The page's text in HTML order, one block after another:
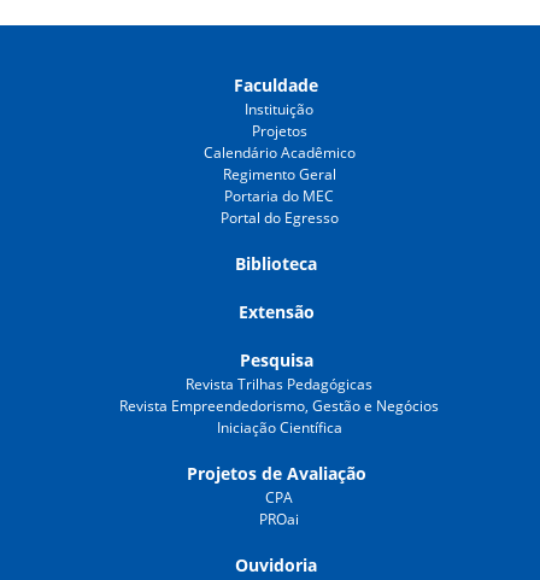
Faculdade
Instituição
Projetos
Calendário Acadêmico
Regimento Geral
Portaria do MEC
Portal do Egresso
Biblioteca
Extensão
Pesquisa
Revista Trilhas Pedagógicas
Revista Empreendedorismo, Gestão e Negócios
Iniciação Científica
Projetos de Avaliação
CPA
PROai
Ouvidoria